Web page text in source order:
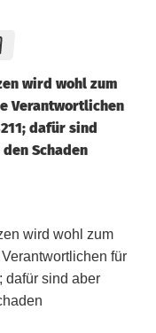
wird wohl zum
Verantwortlichen
dafür sind
Schaden